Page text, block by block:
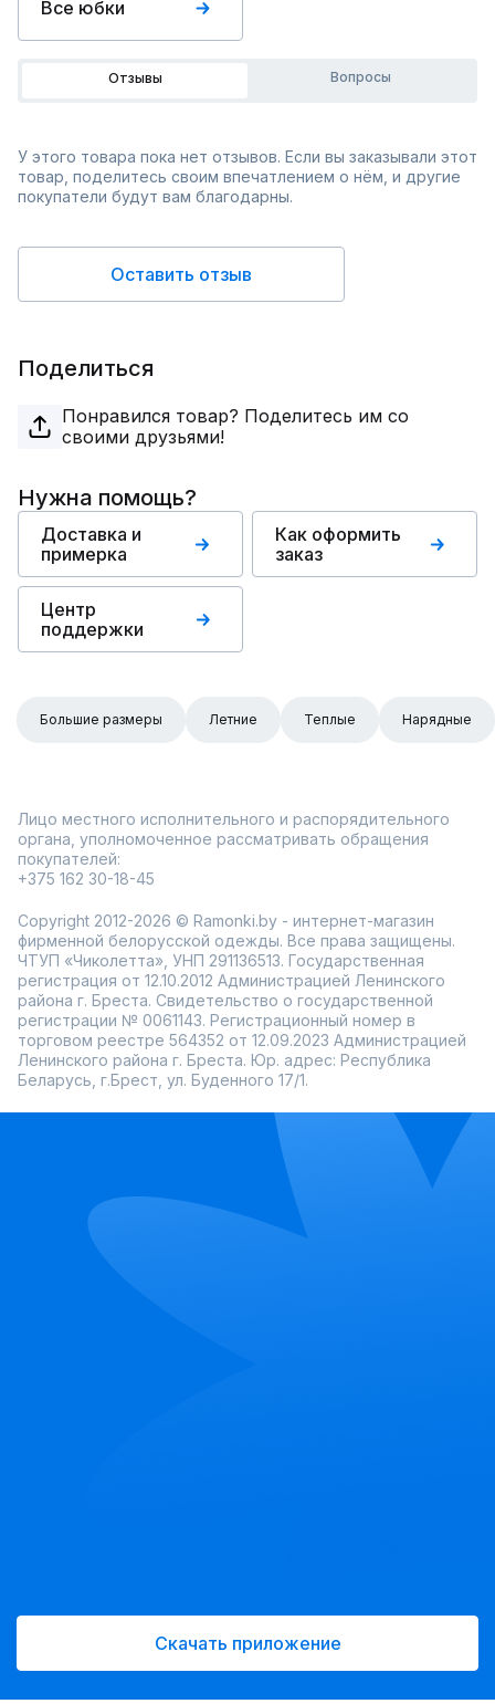
Все юбки
Отзывы Вопросы
У этого товара пока нет отзывов. Если вы заказывали этот
товар, поделитесь своим впечатлением о нём, и другие
покупатели будут вам благодарны.
Оставить отзыв
Поделиться
Понравился товар? Поделитесь им со
своими друзьями!
Нужна помощь?
Доставка и
примерка
Как оформить
заказ
Центр
поддержки
Большие размеры Летние Теплые Нарядные
Лицо местного исполнительного и распорядительного
органа, уполномоченное рассматривать обращения
покупателей:
+375 162 30-18-45
Copyright 2012-2026 © Ramonki.by - интернет-магазин
фирменной белорусской одежды. Все права защищены.
ЧТУП «Чиколетта», УНП 291136513. Государственная
регистрация от 12.10.2012 Администрацией Ленинского
района г. Бреста. Свидетельство о государственной
регистрации № 0061143. Регистрационный номер в
торговом реестре 564352 от 12.09.2023 Администрацией
Ленинского района г. Бреста. Юр. адрес: Республика
Беларусь, г.Брест, ул. Буденного 17/1.
Скачать приложение